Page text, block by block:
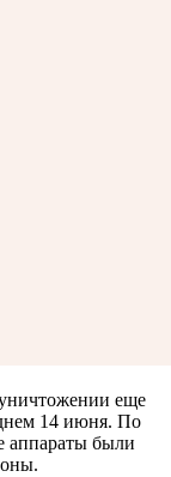
еще
14 июня. По
аппараты были